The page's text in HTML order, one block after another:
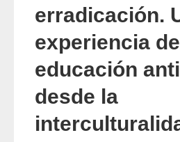
erradicación.
experiencia de
educación
desde la